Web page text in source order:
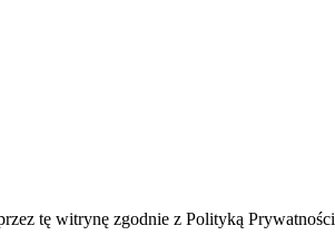
tę witrynę zgodnie z Polityką